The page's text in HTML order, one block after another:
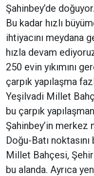
Şahinbey’de
Bu kadar hızlı
ihtiyacını meydana
hızla devam
250 evin yıkımını
çarpık yapılaşma
Yeşilvadi Millet
bu çarpık
Şahinbey’in merkez
Doğu-Batı
Millet Bahçesi,
bu alanda. Ayrıca